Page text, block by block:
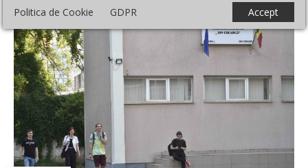
Politica de Cookie GDPR Accept